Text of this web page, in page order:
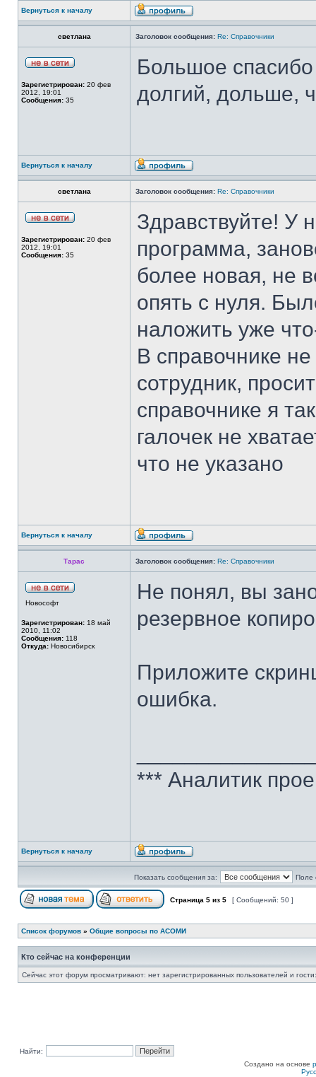
Вернуться к началу
светлана Заголовок сообщения: Re: Справочники
Зарегистрирован: 20 фев
2012, 19:01
Сообщения: 35
Большое
долгий, дольше,
Вернуться к началу
светлана Заголовок сообщения: Re: Справочники
Зарегистрирован: 20 фев
2012, 19:01
Сообщения: 35
Здравствуйте! У
программа,
более новая, не
опять с нуля.
наложить уже
В справочнике
сотрудник,
справочнике я
галочек не
что не указано
Вернуться к началу
Тарас Заголовок сообщения: Re: Справочники
Новософт
Зарегистрирован: 18 май
2010, 11:02
Сообщения: 118
Откуда: Новосибирск
Не понял, вы
резервное
Приложите
ошибка.
*** Аналитик
Вернуться к началу
Показать сообщения за: Поле
Страница 5 из 5 [ Сообщений: 50 ]
Список форумов » Общие вопросы по АСОМИ
Кто сейчас на конференции
Сейчас этот форум просматривают: нет зарегистрированных пользователей и
Найти:
Создано на основе